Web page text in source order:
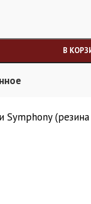
В
Symphony